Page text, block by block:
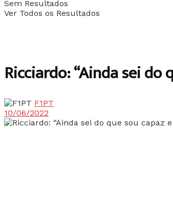
Sem Resultados
Ver Todos os Resultados
Ricciardo: “Ainda sei
F1PT
10/06/2022